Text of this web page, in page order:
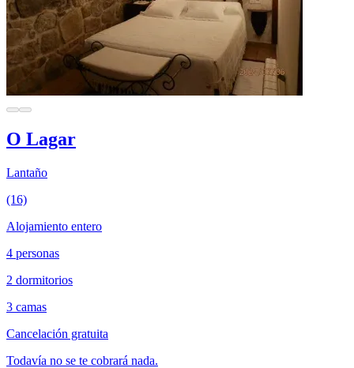
O Lagar
Lantaño
(16)
Alojamiento entero
4 personas
2 dormitorios
3 camas
Cancelación gratuita
Todavía no se te cobrará nada.